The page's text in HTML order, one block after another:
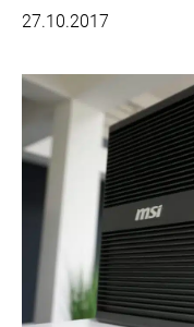
27.10.2017